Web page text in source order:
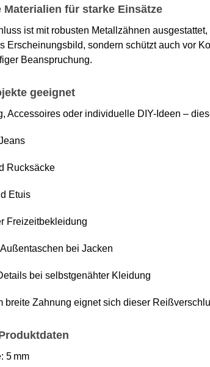
Materialien für starke Einsätze
ist mit robusten Metallzähnen
Erscheinungsbild, sondern schützt auch vor
Beanspruchung.
geeignet
Accessoires oder individuelle DIY-Ideen –
Rucksäcke
Etuis
Freizeitbekleidung
Außentaschen bei Jacken
bei selbstgenähter Kleidung
breite Zahnung eignet sich dieser
5 mm